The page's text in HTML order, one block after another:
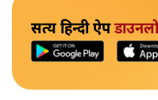
सत्य हिन्दी ऐप